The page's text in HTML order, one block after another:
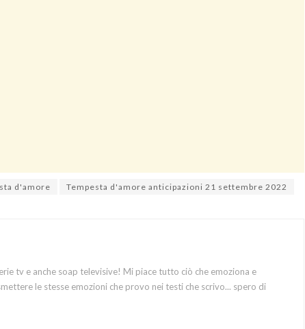
d'amore Tempesta d'amore anticipazioni 21 settembre 2022
tv e anche soap televisive! Mi piace tutto ciò che emoziona e
le stesse emozioni che provo nei testi che scrivo... spero di